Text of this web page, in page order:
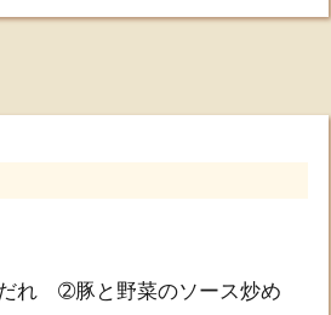
れ ➁豚と野菜のソース炒め